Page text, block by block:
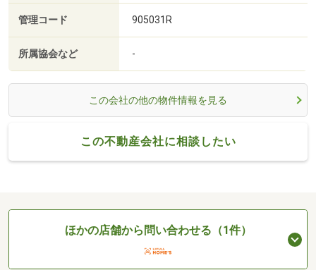
管理コード 905031R
所属協会など -
この会社の他の物件情報を見る
この不動産会社に相談したい
ほかの店舗から問い合わせる（1件）